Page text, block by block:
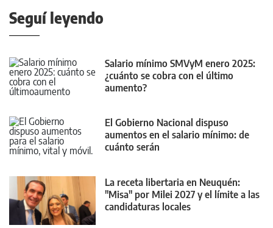
Seguí leyendo
Salario mínimo SMVyM enero 2025:
¿cuánto se cobra con el último
aumento?
El Gobierno Nacional dispuso
aumentos en el salario mínimo: de
cuánto serán
La receta libertaria en Neuquén:
"Misa" por Milei 2027 y el límite a las
candidaturas locales